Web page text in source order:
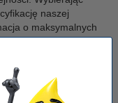
naszej
o maksymalnych
zbyt dużej lub zbyt
etykiety.
spotkać w
rolki etykiet oraz